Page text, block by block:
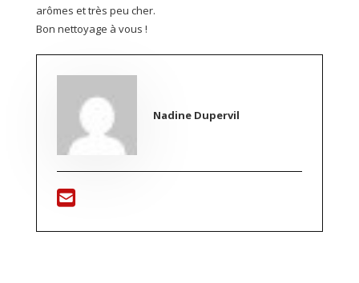
arômes et très peu cher.
Bon nettoyage à vous !
Nadine Dupervil